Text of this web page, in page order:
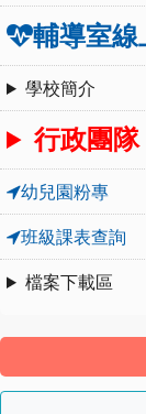
輔導室線
學校簡介
行政團隊
幼兒園粉專
班級課表查詢
檔案下載區